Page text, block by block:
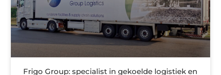
Frigo Group: specialist in gekoelde logistiek en